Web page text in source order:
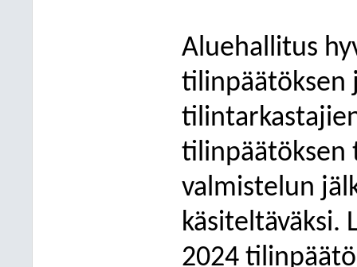
Aluehallitus
tilinpäätöksen
tilinpäätöksen
valmistelun
käsiteltäväksi.
2024